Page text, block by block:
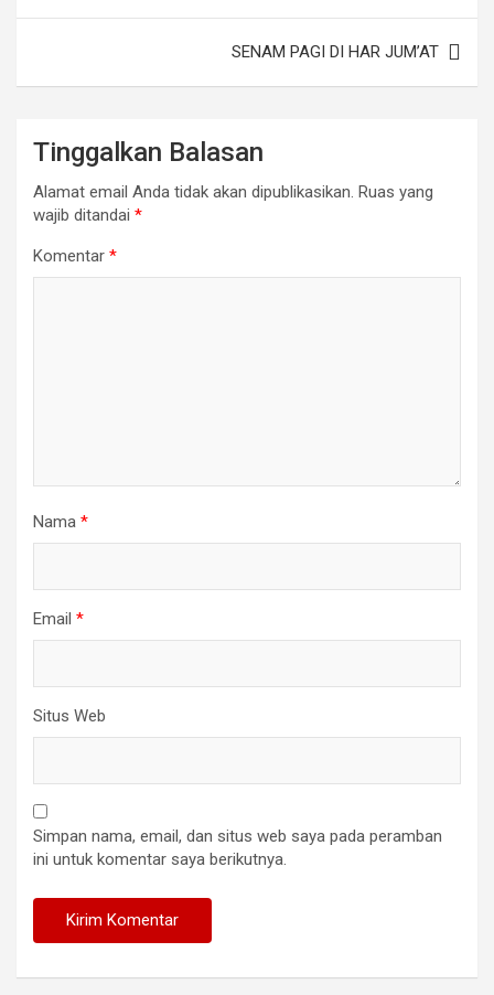
SENAM PAGI DI HAR JUM’AT
Tinggalkan Balasan
Alamat email Anda tidak akan dipublikasikan. Ruas yang
wajib ditandai *
Komentar *
Nama *
Email *
Situs Web
Simpan nama, email, dan situs web saya pada peramban
ini untuk komentar saya berikutnya.